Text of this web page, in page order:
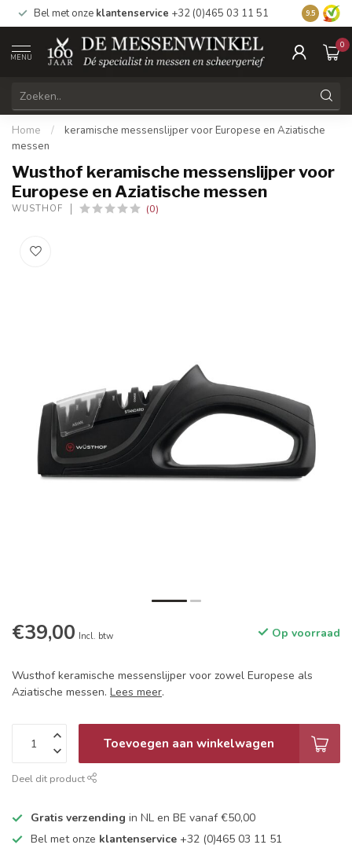
Bel met onze klantenservice +32 (0)465 03 11 51 Bezoek
9.5
MENU
0
Home /
keramische messenslijper voor Europese en Aziatische
messen
Wusthof keramische messenslijper voor
Europese en Aziatische messen
WUSTHOF (0)
€39,00 Incl. btw Op voorraad
Wusthof keramische messenslijper voor zowel Europese als
Aziatische messen. Lees meer.
Toevoegen aan winkelwagen
Deel dit product
Gratis verzending in NL en BE vanaf €50,00
Bel met onze klantenservice +32 (0)465 03 11 51